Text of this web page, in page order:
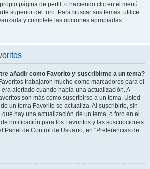
página de perfil, o haciendo clic en el menú
superior del foro. Para buscar sus temas, utilice
y complete las opciones apropiadas.
añadir como Favorito y suscribirme a un tema?
trabajaron mucho como marcadores para el
alertado cuando había una actualización. A
son más como suscribirse a un tema. Usted
un tema Favorito se actualiza. Al suscribirte, sin
hay una actualización de un tema, o foro en el
notificación para los Favoritos y las suscripciones
Panel de Control de Usuario, en "Preferencias de